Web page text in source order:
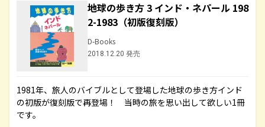
地球の歩き方 3 インド・ネパール 198
2-1983（初版復刻版）
D-Books
2018.12.20 発売
1981年、旅人のバイブルとして登場した地球の歩き方インド
の初版が復刻版で再登場！ 当時の旅を思い出して欲しい1冊
です。